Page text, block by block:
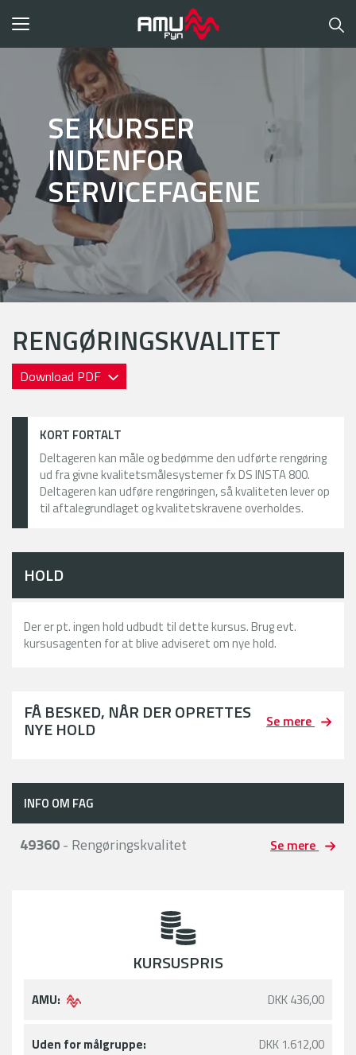
Toggle
SE KURSER
INDENFOR
SERVICEFAGENE
RENGØRINGSKVALITET
Download PDF
KORT FORTALT
Deltageren kan måle og bedømme den udførte rengøring
ud fra givne kvalitetsmålesystemer fx DS INSTA 800.
Deltageren kan udføre rengøringen, så kvaliteten lever op
til aftalegrundlaget og kvalitetskravene overholdes.
HOLD
Der er pt. ingen hold udbudt til dette kursus. Brug evt.
kursusagenten for at blive adviseret om nye hold.
FÅ BESKED, NÅR DER OPRETTES
NYE HOLD Se mere
INFO OM FAG
49360- Rengøringskvalitet Se mere
KURSUSPRIS
AMU: DKK 436,00
Uden for målgruppe: DKK 1.612,00